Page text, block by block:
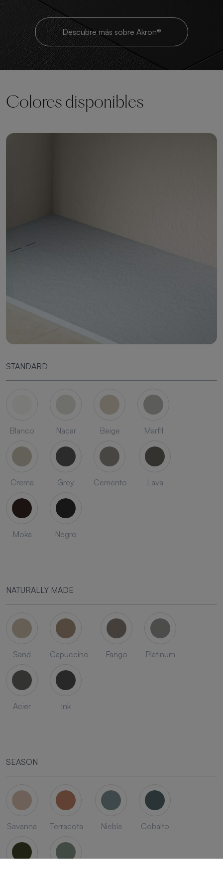
Descubre más sobre Akron®
Colores disponibles
STANDARD
Blanco Nacar Beige Marfil
Crema Grey Cemento Lava
Moka Negro
NATURALLY MADE
Sand Capuccino Fango Platinum
Acier Ink
SEASON
Savanna Terracota Niebla Cobalto